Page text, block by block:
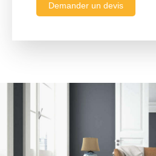
Demander un devis